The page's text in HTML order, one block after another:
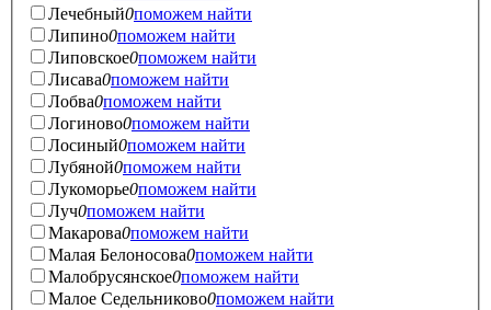
Лечебный0поможем найти
Липино0поможем найти
Липовское0поможем найти
Лисава0поможем найти
Лобва0поможем найти
Логиново0поможем найти
Лосиный0поможем найти
Лубяной0поможем найти
Лукоморье0поможем найти
Луч0поможем найти
Макарова0поможем найти
Малая Белоносова0поможем найти
Малобрусянское0поможем найти
Малое Седельниково0поможем найти